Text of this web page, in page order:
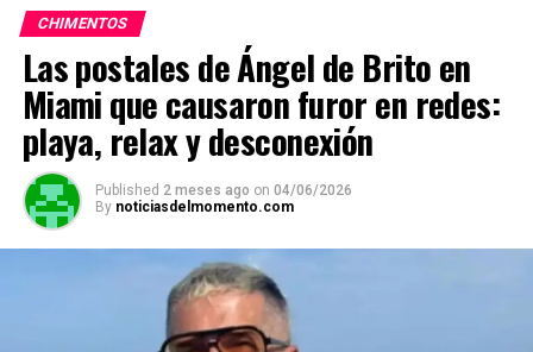
CHIMENTOS
Las postales de Ángel de Brito en
Miami que causaron furor en redes:
playa, relax y desconexión
Published 2 meses ago on 04/06/2026
By noticiasdelmomento.com